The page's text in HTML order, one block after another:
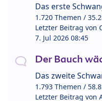
Das erste
1.720 Themen /
Letzter Beitrag von
7. Jul 2026 08:45
Der Bauch
Das zweite
1.793 Themen /
Letzter Beitrag von